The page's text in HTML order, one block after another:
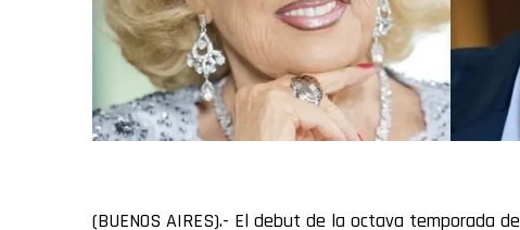
(BUENOS AIRES).- El debut de la octava temporada de